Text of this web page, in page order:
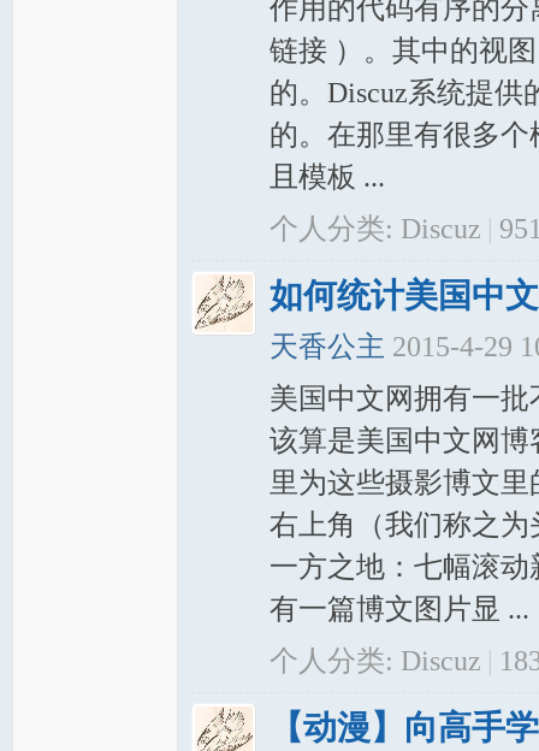
作用的代码有序的
链接 ）。其中的视
的。Discuz系统提供
的。在那里有很多
且模板 ...
个人分类: Discuz |
如何统计美国中
天香公主 2015-4-29
美国中文网拥有一
该算是美国中文网
里为这些摄影博文
右上角（我们称之
一方之地：七幅滚
有一篇博文图片显 ...
个人分类: Discuz |
【动漫】向高手